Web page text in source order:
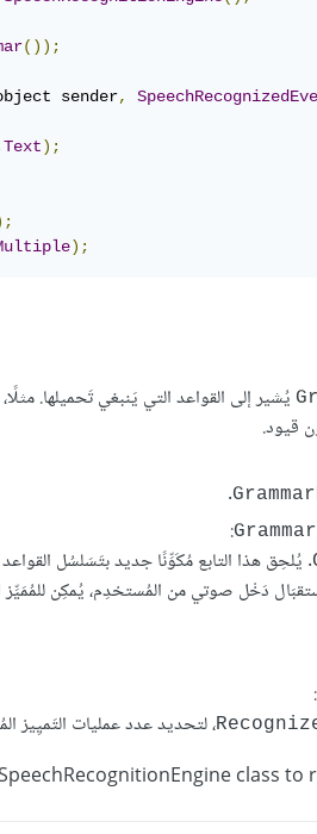
());
sender,
Text);
);
يُشير إلى القواعد التي يَنبغي تَحميلها.
قيود.
.
:
دَخْل صوتي من المُستخدِم، يُمكِن للمُمَيِّز
:
، لتحديد عدد عمليات التَميِيز